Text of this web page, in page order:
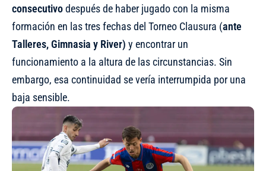
consecutivodespués de haber jugado con la misma
formación en las tres fechas del Torneo Clausura (ante
Talleres, Gimnasia y River) y encontrar un
funcionamiento a la altura de las circunstancias. Sin
embargo, esa continuidad se vería interrumpida por una
baja sensible.